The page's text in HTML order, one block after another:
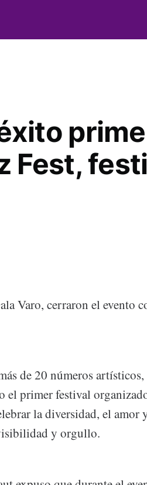
Fest,
Varo, cerraron el evento
de 20 números artísticos,
el primer festival
la diversidad, el amor
y orgullo.